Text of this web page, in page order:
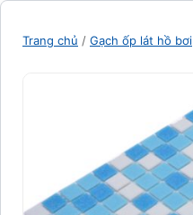
Trang chủ / Gạch ốp lát hồ bơi